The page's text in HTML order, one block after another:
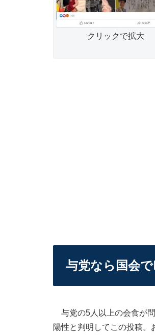
クリックで拡大
与党なら国会
与党の5人以上の会食が
陽性と判明してこの投稿